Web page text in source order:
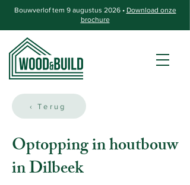
Bouwverlof tem 9 augustus 2026 • Download onze
brochure
‹ Terug
Optopping in houtbouw
in Dilbeek